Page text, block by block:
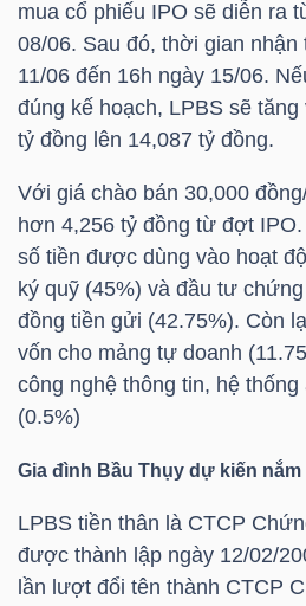
mua cổ phiếu IPO sẽ diễn ra
08/06. Sau đó, thời gian
11/06 đến 16h ngày 15/06.
đúng kế hoạch, LPBS sẽ tăng
tỷ đồng lên 14,087 tỷ đồng.
Với giá chào bán 30,000
hơn 4,256 tỷ đồng từ đợt
số tiền được dùng vào hoạt
ký quỹ (45%) và đầu tư
đồng tiền gửi (42.75%). Còn
vốn cho mảng tự doanh
công nghệ thông tin, hệ thống
(0.5%)
Gia đình Bầu Thụy dự kiến nắm
LPBS tiền thân là CTCP
được thành lập ngày 12/02/
lần lượt đổi tên thành CTCP
TÀI
CHÍNH
HÀNG
HÓA
KINH
THẾ